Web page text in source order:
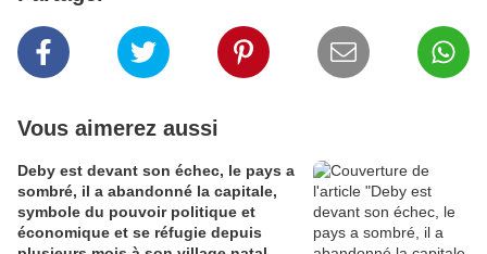
Vous aimerez aussi
Deby est devant son échec, le pays a
sombré, il a abandonné la capitale,
symbole du pouvoir politique et
économique et se réfugie depuis